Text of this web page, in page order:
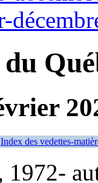
Index des vedettes-